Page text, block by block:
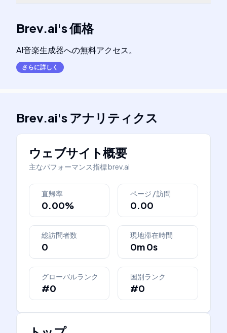
Brev.ai's価格
AI音楽生成器への無料アクセス。
さらに詳しく
Brev.ai's アナリティクス
ウェブサイト概要
主なパフォーマンス指標brev.ai
直帰率
0.00%
ページ / 訪問
0.00
総訪問者数
0
現地滞在時間
0m 0s
グローバルランク
#0
国別ランク
#0